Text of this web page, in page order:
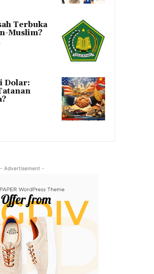
Terbuka
Muslim?
Dolar:
- Advertisement -